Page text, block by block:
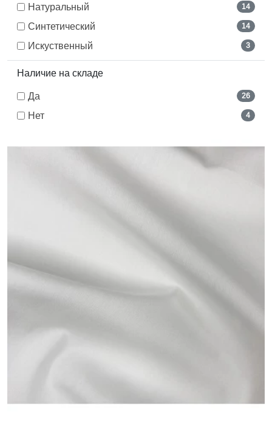
Натуральный 14
Синтетический 14
Искуственный 3
Наличие на складе
Да 26
Нет 4